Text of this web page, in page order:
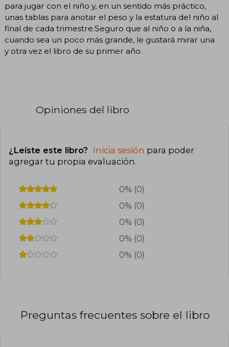
para jugar con el niño y, en un sentido más práctico,
unas tablas para anotar el peso y la estatura del niño al
final de cada trimestre.Seguro que al niño o a la niña,
cuando sea un poco más grande, le gustará mirar una
y otra vez el libro de su primer año.
Opiniones del libro
¿Leíste este libro? Inicia sesión para poder
agregar tu propia evaluación.
0% (0)
0% (0)
0% (0)
0% (0)
0% (0)
Preguntas frecuentes sobre el libro